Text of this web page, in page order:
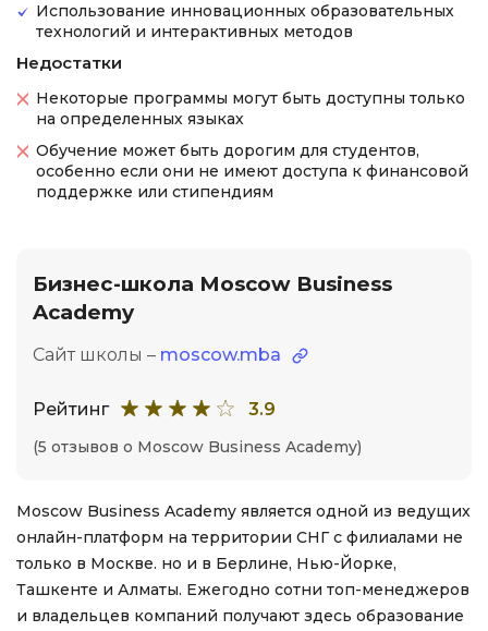
Использование инновационных образовательных
технологий и интерактивных методов
Недостатки
Некоторые программы могут быть доступны только
на определенных языках
Обучение может быть дорогим для студентов,
особенно если они не имеют доступа к финансовой
поддержке или стипендиям
Бизнес-школа Moscow Business
Academy
Сайт школы – moscow.mba
Рейтинг 3.9
(5 отзывов о Moscow Business Academy)
Moscow Business Academy является одной из ведущих
онлайн-платформ на территории СНГ с филиалами не
только в Москве. но и в Берлине, Нью-Йорке,
Ташкенте и Алматы. Ежегодно сотни топ-менеджеров
и владельцев компаний получают здесь образование